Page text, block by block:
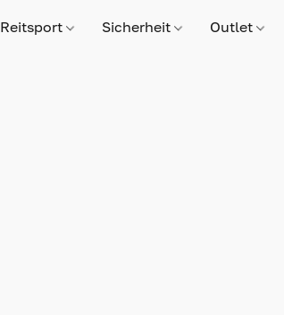
Reitsport Sicherheit Outlet